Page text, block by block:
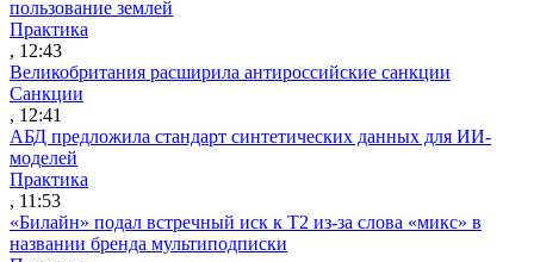
пользование землей
Практика
, 12:43
Великобритания расширила антироссийские санкции
Санкции
, 12:41
АБД предложила стандарт синтетических данных для ИИ-
моделей
Практика
, 11:53
«Билайн» подал встречный иск к Т2 из-за слова «микс» в
названии бренда мультиподписки